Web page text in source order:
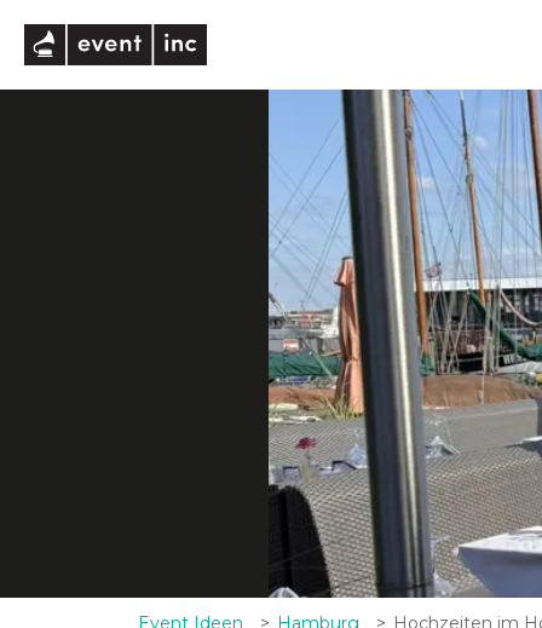
Event Ideen Hamburg Hochzeiten im